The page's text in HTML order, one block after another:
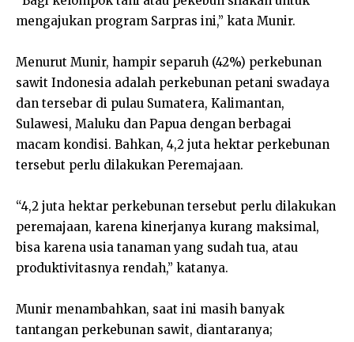
mengajukan program Sarpras ini,” kata Munir.
Menurut Munir, hampir separuh (42%) perkebunan
sawit Indonesia adalah perkebunan petani swadaya
dan tersebar di pulau Sumatera, Kalimantan,
Sulawesi, Maluku dan Papua dengan berbagai
macam kondisi. Bahkan, 4,2 juta hektar perkebunan
tersebut perlu dilakukan Peremajaan.
“4,2 juta hektar perkebunan tersebut perlu dilakukan
peremajaan, karena kinerjanya kurang maksimal,
bisa karena usia tanaman yang sudah tua, atau
produktivitasnya rendah,” katanya.
Munir menambahkan, saat ini masih banyak
tantangan perkebunan sawit, diantaranya;